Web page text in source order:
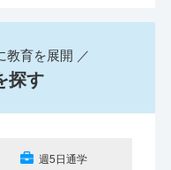
教育を展開 ／
探す
週5日通学